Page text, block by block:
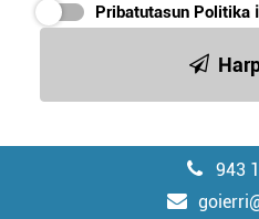
Pribatutasun Politika
943